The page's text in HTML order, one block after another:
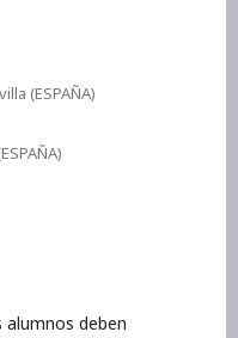
(ESPAÑA)
alumnos deben